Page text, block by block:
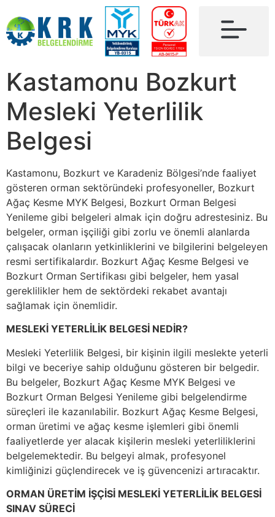
Kastamonu Bozkurt
Mesleki Yeterlilik
Belgesi
Kastamonu, Bozkurt ve Karadeniz Bölgesi’nde faaliyet
gösteren orman sektöründeki profesyoneller, Bozkurt
Ağaç Kesme MYK Belgesi, Bozkurt Orman Belgesi
Yenileme gibi belgeleri almak için doğru adrestesiniz. Bu
belgeler, orman işçiliği gibi zorlu ve önemli alanlarda
çalışacak olanların yetkinliklerini ve bilgilerini belgeleyen
resmi sertifikalardır. Bozkurt Ağaç Kesme Belgesi ve
Bozkurt Orman Sertifikası gibi belgeler, hem yasal
gereklilikler hem de sektördeki rekabet avantajı
sağlamak için önemlidir.
MESLEKİ YETERLİLİK BELGESİ NEDİR?
Mesleki Yeterlilik Belgesi, bir kişinin ilgili meslekte yeterli
bilgi ve beceriye sahip olduğunu gösteren bir belgedir.
Bu belgeler, Bozkurt Ağaç Kesme MYK Belgesi ve
Bozkurt Orman Belgesi Yenileme gibi belgelendirme
süreçleri ile kazanılabilir. Bozkurt Ağaç Kesme Belgesi,
orman üretimi ve ağaç kesme işlemleri gibi önemli
faaliyetlerde yer alacak kişilerin mesleki yeterliliklerini
belgelemektedir. Bu belgeyi almak, profesyonel
kimliğinizi güçlendirecek ve iş güvencenizi artıracaktır.
ORMAN ÜRETİM İŞÇİSİ MESLEKİ YETERLİLİK BELGESİ
SINAV SÜRECİ